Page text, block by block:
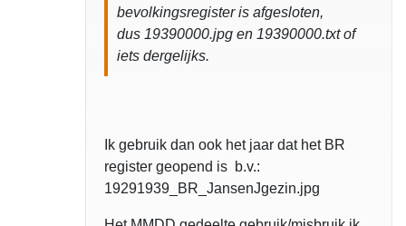
bevolkingsregister is afgesloten,
dus 19390000.jpg en 19390000.txt of
iets dergelijks.
Ik gebruik dan ook het jaar dat het BR
register geopend is b.v.:
19291939_BR_JansenJgezin.jpg